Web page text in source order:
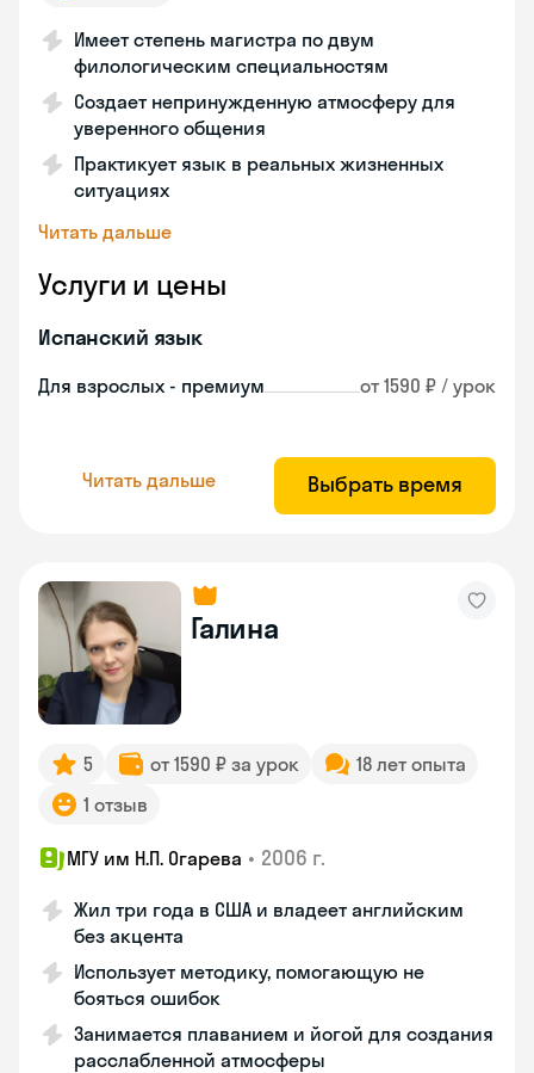
Имеет степень магистра по двум
филологическим специальностям
Создает непринужденную атмосферу для
уверенного общения
Практикует язык в реальных жизненных
ситуациях
Читать дальше
Услуги и цены
Испанский язык
Для взрослых - премиум от 1590 ₽ / урок
Читать дальше Выбрать время
Галина
5 от 1590 ₽ за урок
18 лет опыта
1 отзыв
МГУ им Н.П. Огарева • 2006 г.
Жил три года в США и владеет английским
без акцента
Использует методику, помогающую не
бояться ошибок
Занимается плаванием и йогой для создания
расслабленной атмосферы